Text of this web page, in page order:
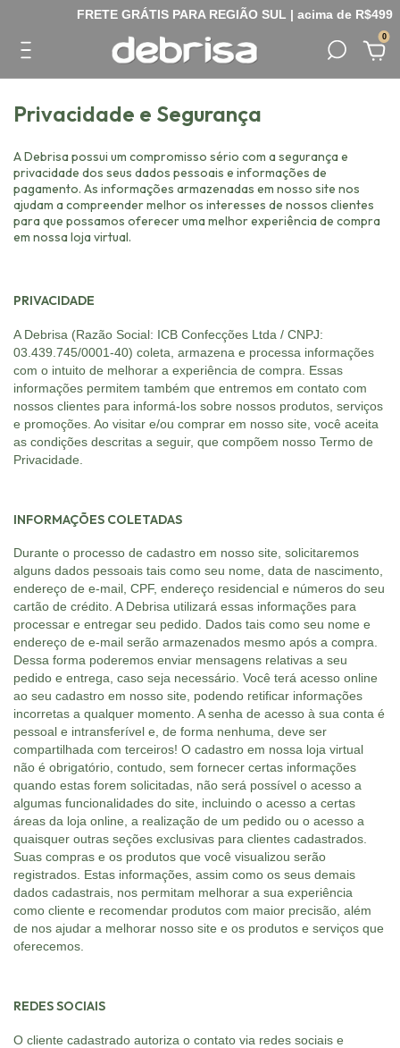
0
Privacidade e Segurança
A Debrisa possui um compromisso sério com a segurança e
privacidade dos seus dados pessoais e informações de
pagamento. As informações armazenadas em nosso site nos
ajudam a compreender melhor os interesses de nossos clientes
para que possamos oferecer uma melhor experiência de compra
em nossa loja virtual.
PRIVACIDADE
A Debrisa (Razão Social: ICB Confecções Ltda / CNPJ:
03.439.745/0001-40) coleta, armazena e processa informações
com o intuito de melhorar a experiência de compra. Essas
informações permitem também que entremos em contato com
nossos clientes para informá-los sobre nossos produtos, serviços
e promoções. Ao visitar e/ou comprar em nosso site, você aceita
as condições descritas a seguir, que compõem nosso Termo de
Privacidade.
INFORMAÇÕES COLETADAS
Durante o processo de cadastro em nosso site, solicitaremos
alguns dados pessoais tais como seu nome, data de nascimento,
endereço de e-mail, CPF, endereço residencial e números do seu
cartão de crédito. A Debrisa utilizará essas informações para
processar e entregar seu pedido. Dados tais como seu nome e
endereço de e-mail serão armazenados mesmo após a compra.
Dessa forma poderemos enviar mensagens relativas a seu
pedido e entrega, caso seja necessário. Você terá acesso online
ao seu cadastro em nosso site, podendo retificar informações
incorretas a qualquer momento. A senha de acesso à sua conta é
pessoal e intransferível e, de forma nenhuma, deve ser
compartilhada com terceiros! O cadastro em nossa loja virtual
não é obrigatório, contudo, sem fornecer certas informações
quando estas forem solicitadas, não será possível o acesso a
algumas funcionalidades do site, incluindo o acesso a certas
áreas da loja online, a realização de um pedido ou o acesso a
quaisquer outras seções exclusivas para clientes cadastrados.
Suas compras e os produtos que você visualizou serão
registrados. Estas informações, assim como os seus demais
dados cadastrais, nos permitam melhorar a sua experiência
como cliente e recomendar produtos com maior precisão, além
de nos ajudar a melhorar nosso site e os produtos e serviços que
oferecemos.
REDES SOCIAIS
O cliente cadastrado autoriza o contato via redes sociais e
FRETE GRÁTIS PARA REGIÃO SUL | acima de R$499